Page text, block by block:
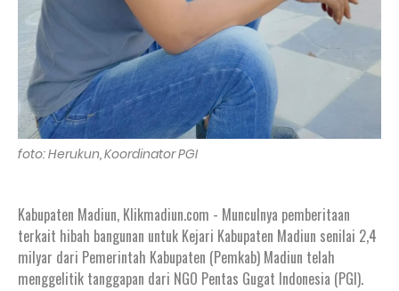
foto: Herukun, Koordinator PGI
Kabupaten Madiun, Klikmadiun.com - Munculnya pemberitaan
terkait hibah bangunan untuk Kejari Kabupaten Madiun senilai 2,4
milyar dari Pemerintah Kabupaten (Pemkab) Madiun telah
menggelitik tanggapan dari NGO Pentas Gugat Indonesia (PGI).